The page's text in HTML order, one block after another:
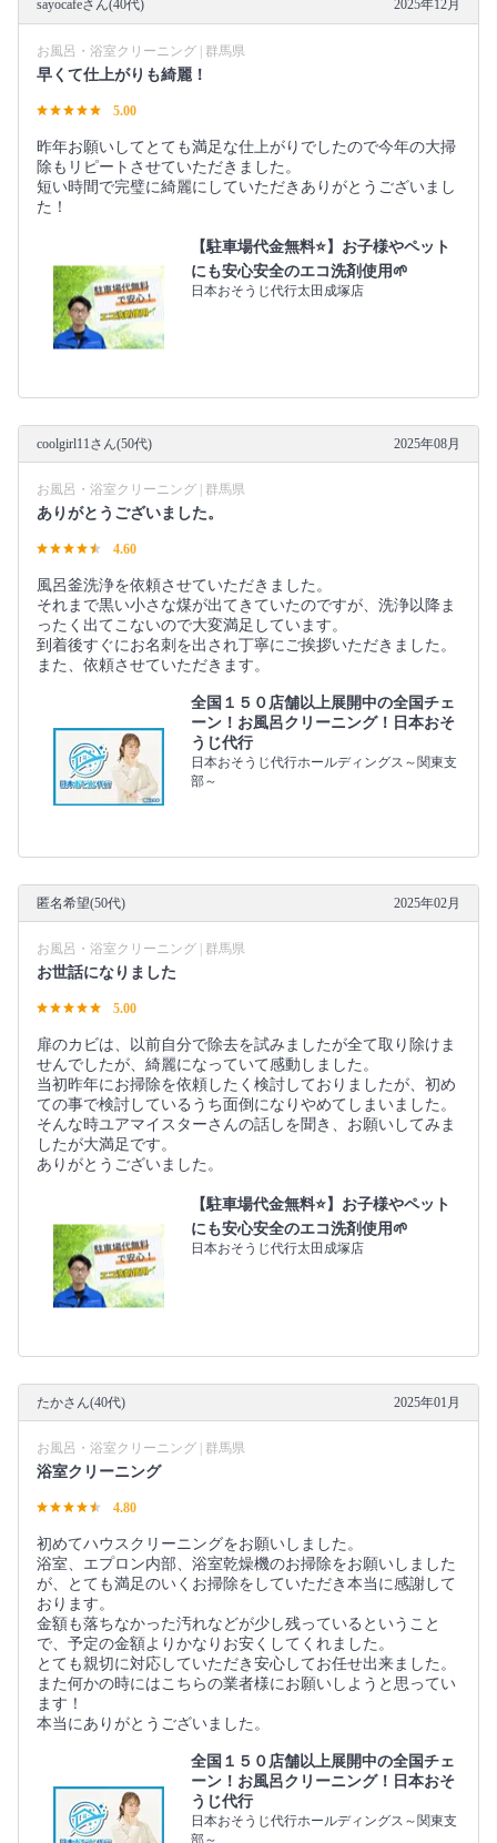
sayocafeさん(40代) 2025年12月
お風呂・浴室クリーニング | 群馬県
早くて仕上がりも綺麗！
5.00
昨年お願いしてとても満足な仕上がりでしたので今年の大掃
除もリピートさせていただきました。
短い時間で完璧に綺麗にしていただきありがとうございまし
た！
【駐車場代金無料⭐️】お子様やペット
にも安心安全のエコ洗剤使用🌱
日本おそうじ代行太田成塚店
coolgirl11さん(50代) 2025年08月
お風呂・浴室クリーニング | 群馬県
ありがとうございました。
4.60
風呂釜洗浄を依頼させていただきました。
それまで黒い小さな煤が出てきていたのですが、洗浄以降ま
ったく出てこないので大変満足しています。
到着後すぐにお名刺を出され丁寧にご挨拶いただきました。
また、依頼させていただきます。
全国１５０店舗以上展開中の全国チェ
ーン！お風呂クリーニング！日本おそ
うじ代行
日本おそうじ代行ホールディングス～関東支
部～
匿名希望(50代) 2025年02月
お風呂・浴室クリーニング | 群馬県
お世話になりました
5.00
扉のカビは、以前自分で除去を試みましたが全て取り除けま
せんでしたが、綺麗になっていて感動しました。
当初昨年にお掃除を依頼したく検討しておりましたが、初め
ての事で検討しているうち面倒になりやめてしまいました。
そんな時ユアマイスターさんの話しを聞き、お願いしてみま
したが大満足です。
ありがとうございました。
【駐車場代金無料⭐️】お子様やペット
にも安心安全のエコ洗剤使用🌱
日本おそうじ代行太田成塚店
たかさん(40代) 2025年01月
お風呂・浴室クリーニング | 群馬県
浴室クリーニング
4.80
初めてハウスクリーニングをお願いしました。
浴室、エプロン内部、浴室乾燥機のお掃除をお願いしました
が、とても満足のいくお掃除をしていただき本当に感謝して
おります。
金額も落ちなかった汚れなどが少し残っているということ
で、予定の金額よりかなりお安くしてくれました。
とても親切に対応していただき安心してお任せ出来ました。
また何かの時にはこちらの業者様にお願いしようと思ってい
ます！
本当にありがとうございました。
全国１５０店舗以上展開中の全国チェ
ーン！お風呂クリーニング！日本おそ
うじ代行
日本おそうじ代行ホールディングス～関東支